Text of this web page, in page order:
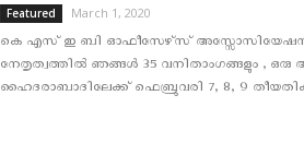
Featured March 1, 2020
കെ എസ് ഇ ബി ഓഫീസേഴ്‌സ് അസ്സോസിയേഷൻ
നേതൃത്വത്തിൽ ഞങ്ങൾ 35 വനിതാംഗങ്ങളും , ഒരു
ഹൈദരാബാദിലേക്ക് ഫെബ്രുവരി 7, 8, 9